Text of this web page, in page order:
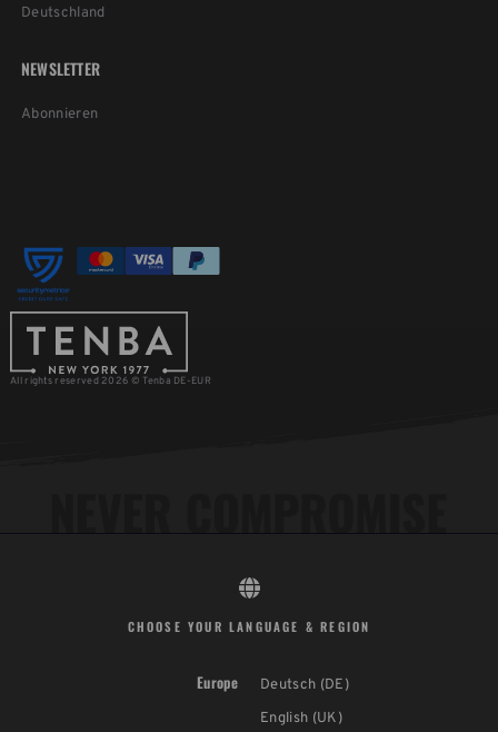
Deutschland
NEWSLETTER
Abonnieren
All rights reserved 2026 © Tenba DE-EUR
CHOOSE YOUR LANGUAGE & REGION
Europe
Deutsch (DE)
English (UK)